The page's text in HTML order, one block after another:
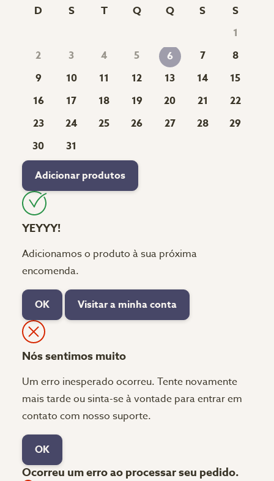
D S T Q Q S S
1
2
3 4 5 6 7
8
9
10 11 12 13 14
15
16
17 18 19 20 21
22
23
24 25 26 27 28
29
30
31
Adicionar produtos
YEYYY!
Adicionamos o produto à sua próxima
encomenda.
OK Visitar a minha conta
Nós sentimos muito
Um erro inesperado ocorreu. Tente novamente
mais tarde ou sinta-se à vontade para entrar em
contato com nosso suporte.
OK
Ocorreu um erro ao processar seu pedido.